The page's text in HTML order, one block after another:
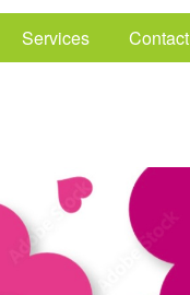
Services Contact